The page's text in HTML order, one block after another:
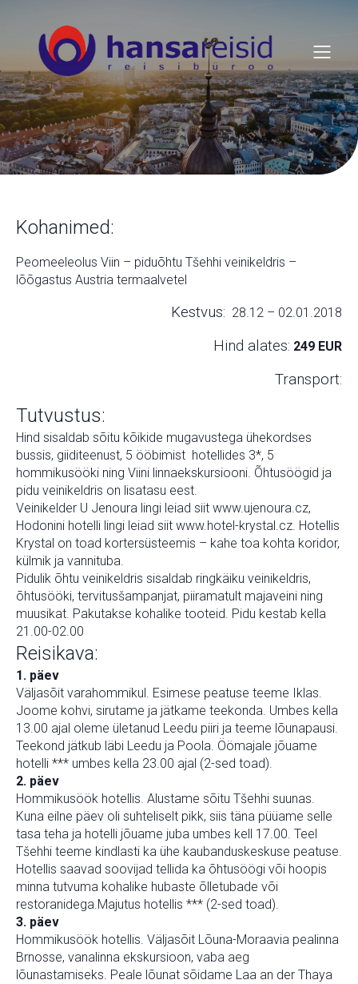
Kohanimed:
Peomeeleolus Viin – piduõhtu Tšehhi veinikeldris –
lõõgastus Austria termaalvetel
Kestvus: 28.12 – 02.01.2018
Hind alates: 249 EUR
Transport:
Tutvustus:
Hind sisaldab sõitu kõikide mugavustega ühekordses
bussis, giiditeenust, 5 ööbimist hotellides 3*, 5
hommikusööki ning Viini linnaekskursiooni. Õhtusöögid ja
pidu veinikeldris on lisatasu eest.
Veinikelder U Jenoura lingi leiad siit www.ujenoura.cz,
Hodonini hotelli lingi leiad siit www.hotel-krystal.cz. Hotellis
Krystal on toad kortersüsteemis – kahe toa kohta koridor,
külmik ja vannituba.
Pidulik õhtu veinikeldris sisaldab ringkäiku veinikeldris,
õhtusööki, tervitusšampanjat, piiramatult majaveini ning
muusikat. Pakutakse kohalike tooteid. Pidu kestab kella
21.00-02.00
Reisikava:
1. päev
Väljasõit varahommikul. Esimese peatuse teeme Iklas.
Joome kohvi, sirutame ja jätkame teekonda. Umbes kella
13.00 ajal oleme ületanud Leedu piiri ja teeme lõunapausi.
Teekond jätkub läbi Leedu ja Poola. Öömajale jõuame
hotelli *** umbes kella 23.00 ajal (2-sed toad).
2. päev
Hommikusöök hotellis. Alustame sõitu Tšehhi suunas.
Kuna eilne päev oli suhteliselt pikk, siis täna püüame selle
tasa teha ja hotelli jõuame juba umbes kell 17.00. Teel
Tšehhi teeme kindlasti ka ühe kaubanduskeskuse peatuse.
Hotellis saavad soovijad tellida ka õhtusöögi või hoopis
minna tutvuma kohalike hubaste õlletubade või
restoranidega.Majutus hotellis *** (2-sed toad).
3. päev
Hommikusöök hotellis. Väljasõit Lõuna-Moraavia pealinna
Brnosse, vanalinna ekskursioon, vaba aeg
lõunastamiseks. Peale lõunat sõidame Laa an der Thaya